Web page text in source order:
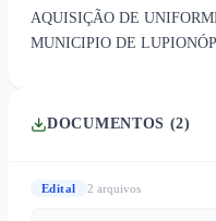
AQUISIÇÃO DE
MUNICIPIO DE
DOCUMENTOS (2)
Edital 2 arquivos